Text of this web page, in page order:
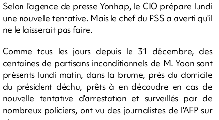
Selon l'agence de presse Yonhap, le CIO prépare lundi
une nouvelle tentative. Mais le chef du PSS a averti qu'il
ne le laisserait pas faire.
Comme tous les jours depuis le 31 décembre, des
centaines de partisans inconditionnels de M. Yoon sont
présents lundi matin, dans la brume, près du domicile
du président déchu, prêts à en découdre en cas de
nouvelle tentative d'arrestation et surveillés par de
nombreux policiers, ont vu des journalistes de l'AFP sur